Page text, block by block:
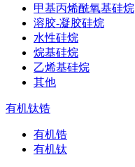
甲基丙烯酰氧基硅烷
溶胶-凝胶硅烷
水性硅烷
烷基硅烷
乙烯基硅烷
其他
有机钛锆
有机锆
有机钛